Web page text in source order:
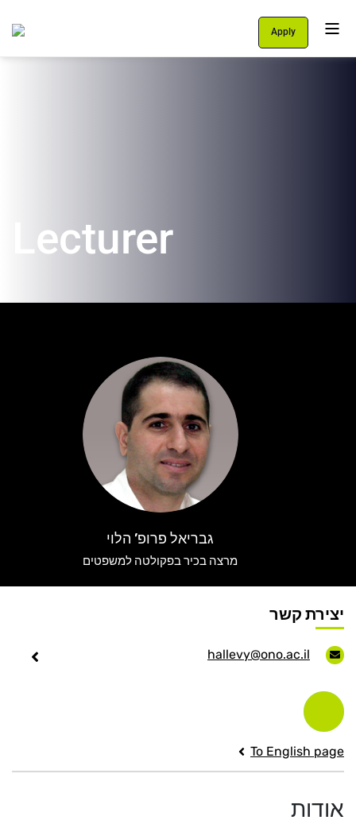
Support Us
let's talk
Apply
Lecturer
גבריאל פרופ’ הלוי
מרצה בכיר בפקולטה למשפטים
יצירת קשר
hallevy@ono.ac.il
To English page
אודות